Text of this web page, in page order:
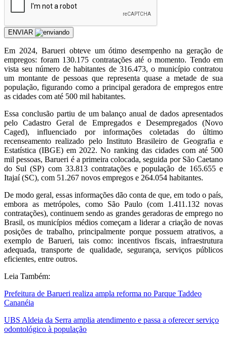
ENVIAR
Em 2024, Barueri obteve um ótimo desempenho na geração de
empregos: foram 130.175 contratações até o momento. Tendo em
vista seu número de habitantes de 316.473, o município contratou
um montante de pessoas que representa quase a metade de sua
população, figurando como a principal geradora de empregos entre
as cidades com até 500 mil habitantes.
Essa conclusão partiu de um balanço anual de dados apresentados
pelo Cadastro Geral de Empregados e Desempregados (Novo
Caged), influenciado por informações coletadas do último
recenseamento realizado pelo Instituto Brasileiro de Geografia e
Estatística (IBGE) em 2022. No ranking das cidades com até 500
mil pessoas, Barueri é a primeira colocada, seguida por São Caetano
do Sul (SP) com 33.813 contratações e população de 165.655 e
Itajaí (SC), com 51.267 novos empregos e 264.054 habitantes.
De modo geral, essas informações dão conta de que, em todo o país,
embora as metrópoles, como São Paulo (com 1.411.132 novas
contratações), continuem sendo as grandes geradoras de emprego no
Brasil, os municípios médios começam a liderar a criação de novas
posições de trabalho, principalmente porque possuem atrativos, a
exemplo de Barueri, tais como: incentivos fiscais, infraestrutura
adequada, transporte de qualidade, segurança, serviços públicos
eficientes, entre outros.
Leia Também:
Prefeitura de Barueri realiza ampla reforma no Parque Taddeo
Cananéia
UBS Aldeia da Serra amplia atendimento e passa a oferecer serviço
odontológico à população